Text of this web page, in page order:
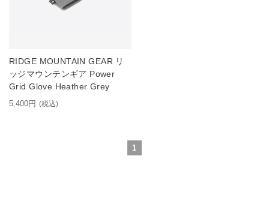
RIDGE MOUNTAIN GEAR リ
ッジマウンテンギア Power
Grid Glove Heather Grey
5,400円 (税込)
1